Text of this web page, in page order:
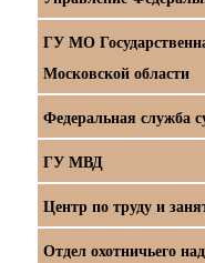
ГУ МО
Московской области
Федеральная служба
ГУ МВД
Центр по труду и
Отдел охотничьего